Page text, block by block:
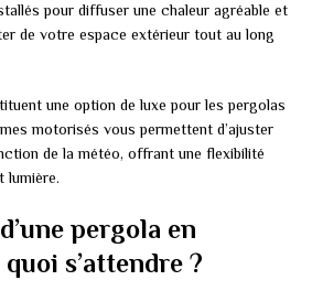
pour diffuser une chaleur agréable et
de votre espace extérieur tout au long
une option de luxe pour les pergolas
motorisés vous permettent d’ajuster
de la météo, offrant une flexibilité
lumière.
pergola en
s’attendre ?